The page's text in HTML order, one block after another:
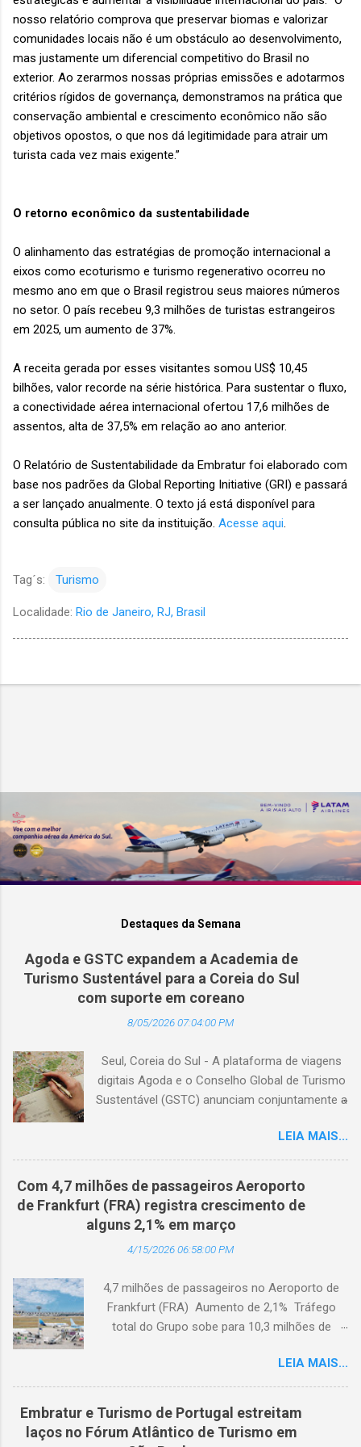
nosso relatório comprova que preservar biomas e valorizar
comunidades locais não é um obstáculo ao desenvolvimento,
mas justamente um diferencial competitivo do Brasil no
exterior. Ao zerarmos nossas próprias emissões e adotarmos
critérios rígidos de governança, demonstramos na prática que
conservação ambiental e crescimento econômico não são
objetivos opostos, o que nos dá legitimidade para atrair um
turista cada vez mais exigente.”
O retorno econômico da sustentabilidade
O alinhamento das estratégias de promoção internacional a
eixos como ecoturismo e turismo regenerativo ocorreu no
mesmo ano em que o Brasil registrou seus maiores números
no setor. O país recebeu 9,3 milhões de turistas estrangeiros
em 2025, um aumento de 37%.
A receita gerada por esses visitantes somou US$ 10,45
bilhões, valor recorde na série histórica. Para sustentar o fluxo,
a conectividade aérea internacional ofertou 17,6 milhões de
assentos, alta de 37,5% em relação ao ano anterior.
O Relatório de Sustentabilidade da Embratur foi elaborado com
base nos padrões da Global Reporting Initiative (GRI) e passará
a ser lançado anualmente. O texto já está disponível para
consulta pública no site da instituição. Acesse aqui.
Tag´s: Turismo
Localidade: Rio de Janeiro, RJ, Brasil
Destaques da Semana
Agoda e GSTC expandem a Academia de
Turismo Sustentável para a Coreia do Sul
com suporte em coreano
8/05/2026 07:04:00 PM
Seul, Coreia do Sul - A plataforma de viagens
digitais Agoda e o Conselho Global de Turismo
Sustentável (GSTC) anunciam conjuntamente a
para a Coreia do Sul, com suporte completo
em coreano. (Arquivo © BlogTurS) Este marco
surge no momento em que a Academia celebra
seu primeiro aniversário e ultrapassa a marca
de 3.000 usuários cadastrados, dando
continuidade à sua missão de apoiar
profissionais da hotelaria em toda a região,
sobre turismo mais sustentável, com base no
Padrão Hoteleiro GSTC. Desde o seu
lançamento, há um ano, a Academia de
recurso para profissionais da hotelaria que
buscam promover práticas sustentáveis ​​em
toda a Ásia. Com a disponibilidade agora em
coreano, a Academia fortalece ainda mais sua
LEIA MAIS...
Com 4,7 milhões de passageiros Aeroporto
de Frankfurt (FRA) registra crescimento de
alguns 2,1% em março
4/15/2026 06:58:00 PM
4,7 milhões de passageiros no Aeroporto de
Frankfurt (FRA) Aumento de 2,1% Tráfego
total do Grupo sobe para 10,3 milhões de
4,7 milhões de passageiros utilizaram o
Aeroporto de Frankfurt (FRA) em março de
2026. O tráfego no mês em análise registrou
um crescimento anual de 2,1%, apesar dos
impactos extraordinários resultantes de dois
LEIA MAIS...
Embratur e Turismo de Portugal estreitam
laços no Fórum Atlântico de Turismo em